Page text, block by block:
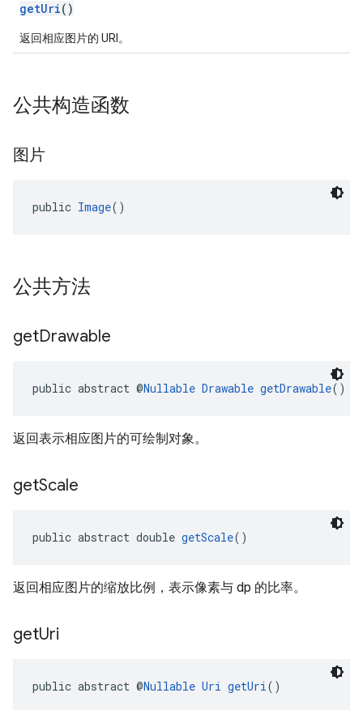
getUri()
返回相应图片的 URI。
公共构造函数
图片
public Image()
公共方法
getDrawable
public abstract @Nullable Drawable getDrawable()
返回表示相应图片的可绘制对象。
getScale
public abstract double getScale()
返回相应图片的缩放比例，表示像素与 dp 的比率。
getUri
public abstract @Nullable Uri getUri()